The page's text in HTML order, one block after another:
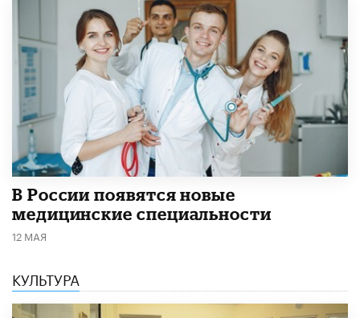
В России появятся новые
медицинские специальности
12 МАЯ
КУЛЬТУРА